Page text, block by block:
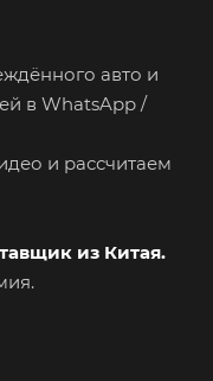
авто и
в WhatsApp /
и рассчитаем
из Китая.